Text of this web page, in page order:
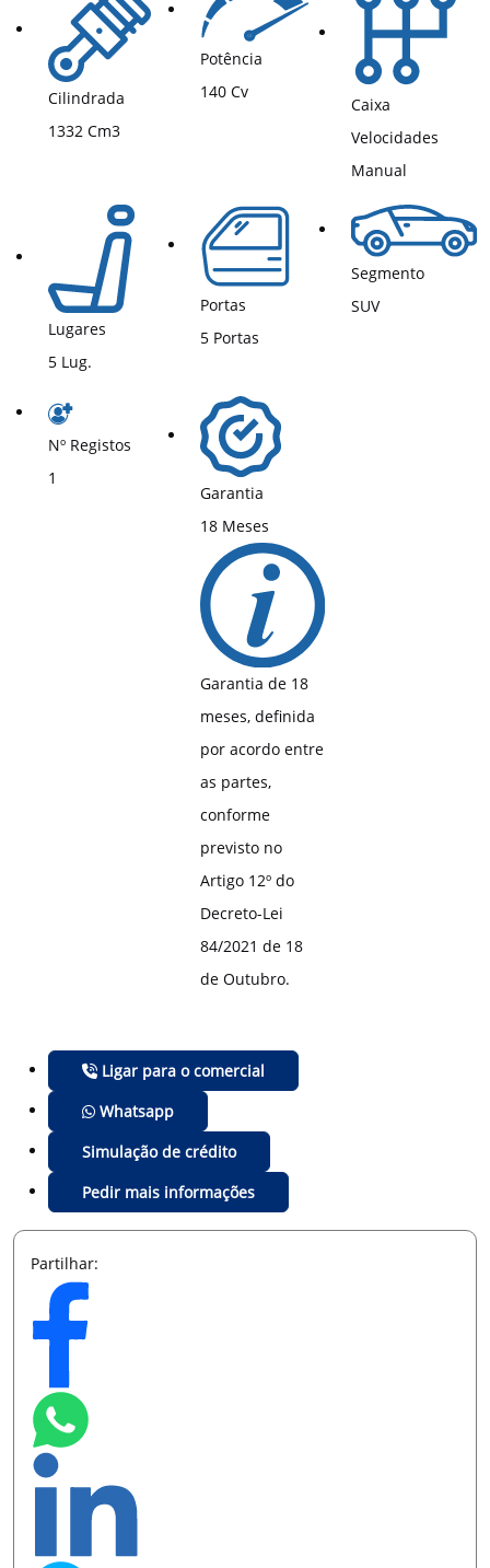
Cilindrada
1332 Cm3
Potência
140 Cv
Caixa
Velocidades
Manual
Lugares
5 Lug.
Portas
5 Portas
Segmento
SUV
Nº Registos
1
Garantia
18 Meses
Garantia de 18
meses, definida
por acordo entre
as partes,
conforme
previsto no
Artigo 12º do
Decreto-Lei
84/2021 de 18
de Outubro.
Ligar para o comercial
Whatsapp
Simulação de crédito
Pedir mais informações
Partilhar: